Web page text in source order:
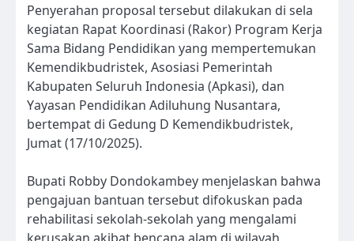
Penyerahan proposal tersebut dilakukan di sela
kegiatan Rapat Koordinasi (Rakor) Program Kerja
Sama Bidang Pendidikan yang mempertemukan
Kemendikbudristek, Asosiasi Pemerintah
Kabupaten Seluruh Indonesia (Apkasi), dan
Yayasan Pendidikan Adiluhung Nusantara,
bertempat di Gedung D Kemendikbudristek,
Jumat (17/10/2025).
Bupati Robby Dondokambey menjelaskan bahwa
pengajuan bantuan tersebut difokuskan pada
rehabilitasi sekolah-sekolah yang mengalami